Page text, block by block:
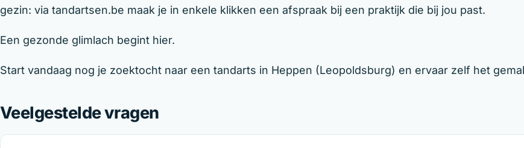
gezin: via tandartsen.be maak je in enkele klikken een afspraak bij een praktijk die bij jou past.
Een gezonde glimlach begint hier.
Start vandaag nog je zoektocht naar een tandarts in Heppen (Leopoldsburg) en ervaar zelf het
Veelgestelde vragen